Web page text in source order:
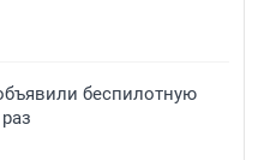
беспилотную